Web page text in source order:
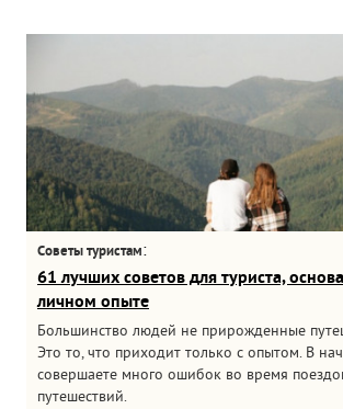
Советы туристам:
61 лучших советов для туриста,
личном опыте
Большинство людей не прирожденные
Это то, что приходит только с опытом. В
совершаете много ошибок во время
путешествий.